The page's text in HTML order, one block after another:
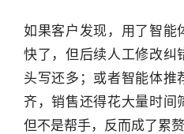
如果客户发现，用了智能
快了，但后续人工修改纠
头写还多；或者智能体推
齐，销售还得花大量时间
但不是帮手，反而成了累赘